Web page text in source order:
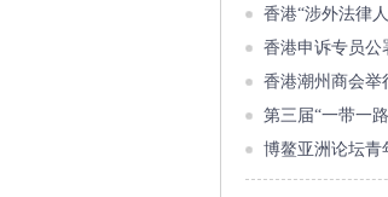
香港“涉外法律
香港申诉专员公
香港潮州商会举
第三届“一带一
博鳌亚洲论坛青